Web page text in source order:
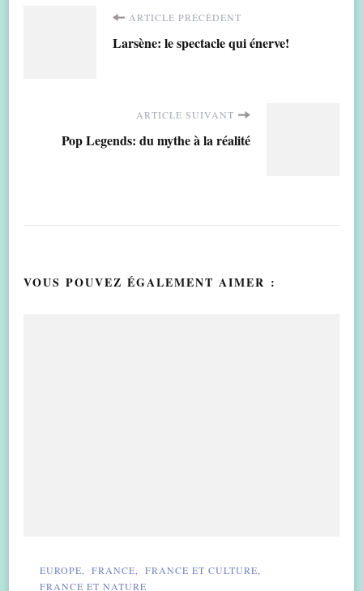
NavigationARTICLE PRÉCÉDENT
Larsène: le spectacle qui énerve!
ARTICLE SUIVANT
Pop Legends: du mythe à la réalité
VOUS POUVEZ ÉGALEMENT AIMER :
EUROPE FRANCE
FRANCE ET CULTURE
FRANCE ET NATURE